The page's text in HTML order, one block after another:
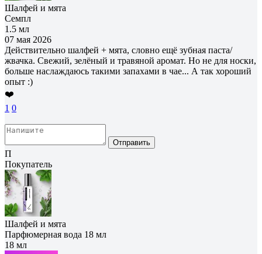
Шалфей и мята
Семпл
1.5 мл
07 мая 2026
Действительно шалфей + мята, словно ещё зубная паста/
жвачка. Свежий, зелёный и травяной аромат. Но не для носки,
больше наслаждаюсь такими запахами в чае... А так хороший
опыт :)
❤️
1 0
Отправить
П
Покупатель
Шалфей и мята
Парфюмерная вода 18 мл
18 мл